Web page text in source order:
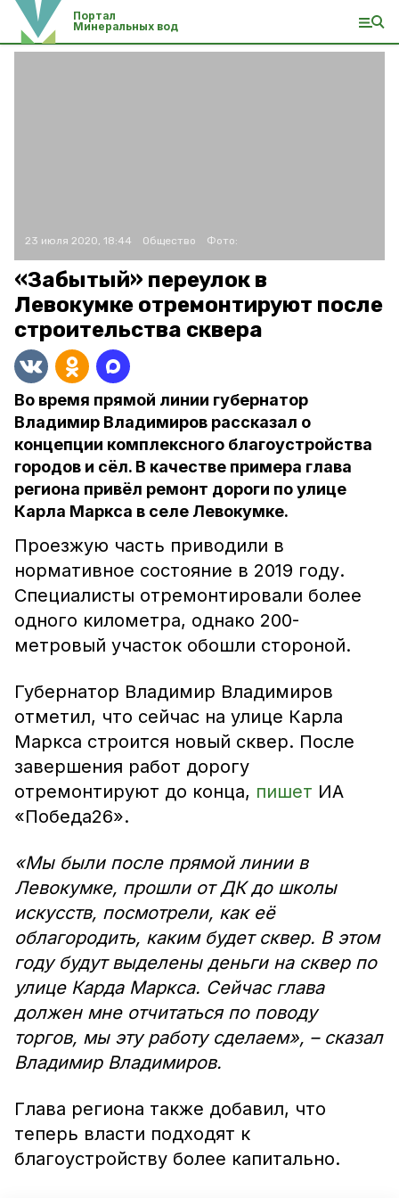
Портал
Минеральных вод
23 июля 2020, 18:44 Общество Фото:
«Забытый» переулок в
Левокумке отремонтируют после
строительства сквера
Во время прямой линии губернатор
Владимир Владимиров рассказал о
концепции комплексного благоустройства
городов и сёл. В качестве примера глава
региона привёл ремонт дороги по улице
Карла Маркса в селе Левокумке.
Проезжую часть приводили в
нормативное состояние в 2019 году.
Специалисты отремонтировали более
одного километра, однако 200-
метровый участок обошли стороной.
Губернатор Владимир Владимиров
отметил, что сейчас на улице Карла
Маркса строится новый сквер. После
завершения работ дорогу
отремонтируют до конца, пишет ИА
«Победа26».
«Мы были после прямой линии в
Левокумке, прошли от ДК до школы
искусств, посмотрели, как её
облагородить, каким будет сквер. В этом
году будут выделены деньги на сквер по
улице Карда Маркса. Сейчас глава
должен мне отчитаться по поводу
торгов, мы эту работу сделаем», – сказал
Владимир Владимиров.
Глава региона также добавил, что
теперь власти подходят к
благоустройству более капитально.